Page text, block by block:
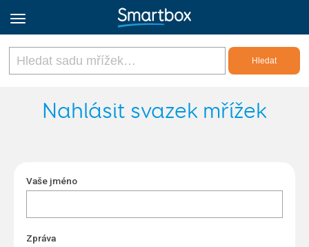
Online Grids
Nahlásit svazek mřížek
Vaše jméno
Zpráva